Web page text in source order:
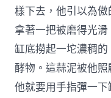
樣下去，他引以為
拿著一把被磨得光
缸底撈起一坨濃稠
酵物。這蒜泥被他照
他就要用手指彈一